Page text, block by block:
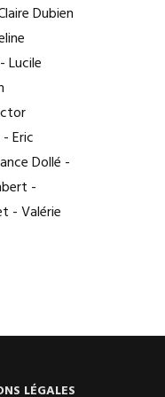
Dubien
Lucile
Eric
Dollé -
-
- Valérie
LÉGALES